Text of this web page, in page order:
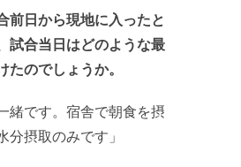
前日から現地に入ったと
試合当日はどのような最
たのでしょうか。
緒です。宿舎で朝食を摂
分摂取のみです」